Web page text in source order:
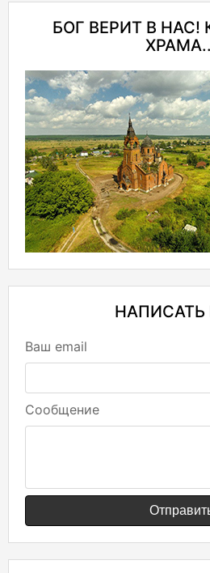
БОГ ВЕРИТ В НАС!
Ваш email
Сообщение